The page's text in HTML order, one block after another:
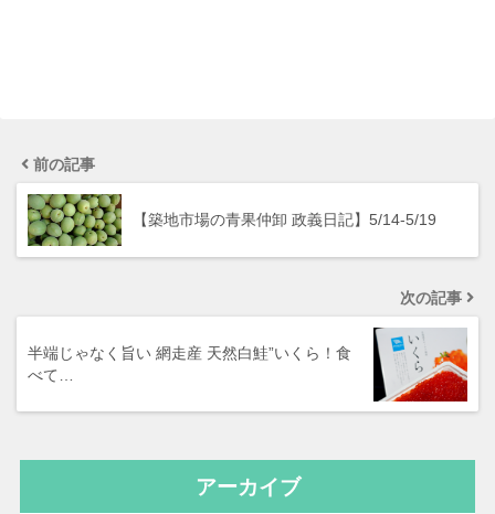
前の記事
【築地市場の青果仲卸 政義日記】5/14-5/19
次の記事
半端じゃなく旨い 網走産 天然白鮭”いくら！食
べて…
アーカイブ